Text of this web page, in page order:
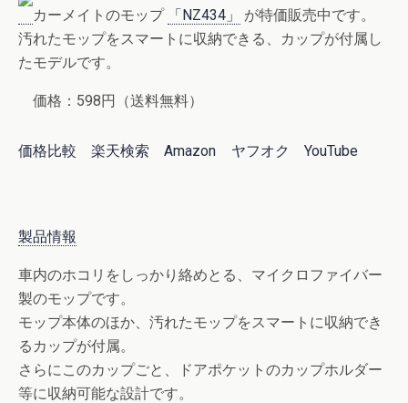
カーメイトのモップ 「NZ434」
が特価販売中です。
汚れたモップをスマートに収納できる、カップが付属し
たモデルです。
価格：598円（送料無料）
価格比較 楽天検索 Amazon ヤフオク YouTube
製品情報
車内のホコリをしっかり絡めとる、マイクロファイバー
製のモップです。
モップ本体のほか、汚れたモップをスマートに収納でき
るカップが付属。
さらにこのカップごと、ドアポケットのカップホルダー
等に収納可能な設計です。